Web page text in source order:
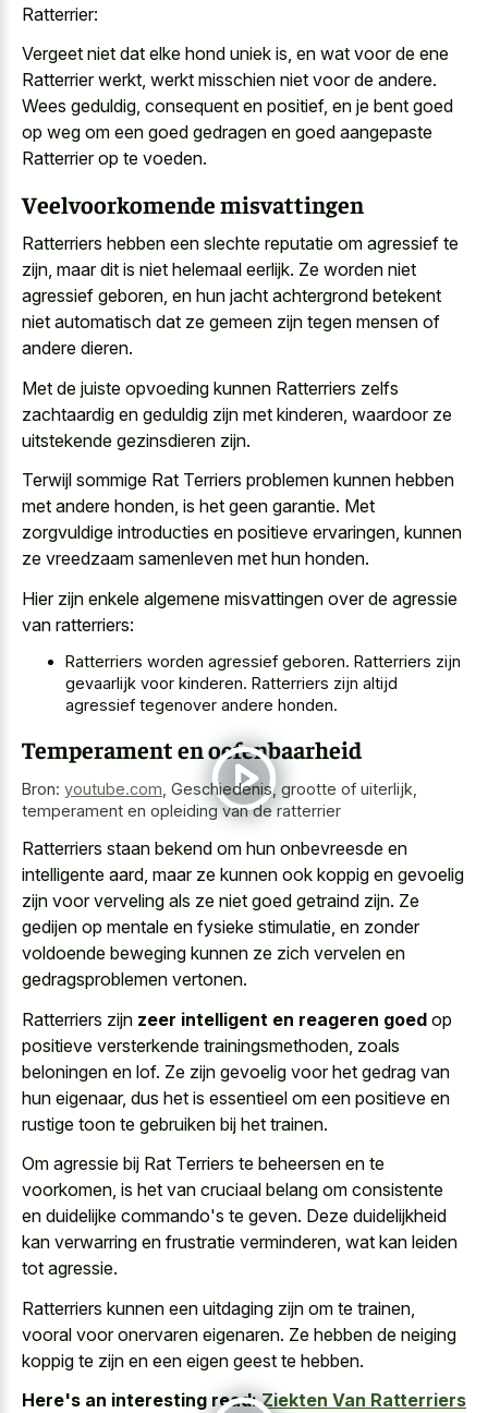
Ratterrier:
Vergeet niet dat elke hond uniek is, en wat voor de ene
Ratterrier werkt, werkt misschien niet voor de andere.
Wees geduldig, consequent en positief, en je bent goed
op weg om een goed gedragen en goed aangepaste
Ratterrier op te voeden.
Veelvoorkomende misvattingen
Ratterriers hebben een slechte reputatie om agressief te
zijn, maar dit is niet helemaal eerlijk. Ze worden niet
agressief geboren, en hun jacht achtergrond betekent
niet automatisch dat ze gemeen zijn tegen mensen of
andere dieren.
Met de juiste opvoeding kunnen Ratterriers zelfs
zachtaardig en geduldig zijn met kinderen, waardoor ze
uitstekende gezinsdieren zijn.
Terwijl sommige Rat Terriers problemen kunnen hebben
met andere honden, is het geen garantie. Met
zorgvuldige introducties en positieve ervaringen, kunnen
ze vreedzaam samenleven met hun honden.
Hier zijn enkele algemene misvattingen over de agressie
van ratterriers:
Ratterriers worden agressief geboren. Ratterriers zijn
gevaarlijk voor kinderen. Ratterriers zijn altijd
agressief tegenover andere honden.
Temperament en oefenbaarheid
Bron: youtube.com Geschiedenis, grootte of uiterlijk,
temperament en opleiding van de ratterrier
Ratterriers staan bekend om hun onbevreesde en
intelligente aard, maar ze kunnen ook koppig en gevoelig
zijn voor verveling als ze niet goed getraind zijn. Ze
gedijen op mentale en fysieke stimulatie, en zonder
voldoende beweging kunnen ze zich vervelen en
gedragsproblemen vertonen.
Ratterriers zijn zeer intelligent en reageren goed op
positieve versterkende trainingsmethoden, zoals
beloningen en lof. Ze zijn gevoelig voor het gedrag van
hun eigenaar, dus het is essentieel om een positieve en
rustige toon te gebruiken bij het trainen.
Om agressie bij Rat Terriers te beheersen en te
voorkomen, is het van cruciaal belang om consistente
en duidelijke commando's te geven. Deze duidelijkheid
kan verwarring en frustratie verminderen, wat kan leiden
tot agressie.
Ratterriers kunnen een uitdaging zijn om te trainen,
vooral voor onervaren eigenaren. Ze hebben de neiging
koppig te zijn en een eigen geest te hebben.
Here's an interesting read: Ziekten Van Ratterriers